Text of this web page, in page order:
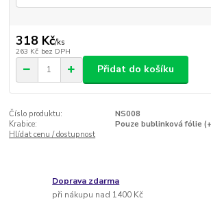
318 Kč/ks
263 Kč bez DPH
Přidat do košíku
Číslo produktu:
NS008
Krabice:
Pouze bublinková fólie
Hlídat cenu / dostupnost
Doprava zdarma
při nákupu nad 1400 Kč